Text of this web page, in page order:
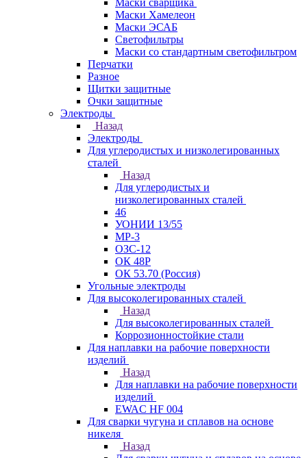
Маски сварщика
Маски Хамелеон
Маски ЭСАБ
Светофильтры
Маски со стандартным светофильтром
Перчатки
Разное
Щитки защитные
Очки защитные
Электроды
Назад
Электроды
Для углеродистых и низколегированных
сталей
Назад
Для углеродистых и
низколегированных сталей
46
УОНИИ 13/55
МР-3
ОЗС-12
ОК 48Р
ОК 53.70 (Россия)
Угольные электроды
Для высоколегированных сталей
Назад
Для высоколегированных сталей
Коррозионностойкие стали
Для наплавки на рабочие поверхности
изделий
Назад
Для наплавки на рабочие поверхности
изделий
EWAC HF 004
Для сварки чугуна и сплавов на основе
никеля
Назад